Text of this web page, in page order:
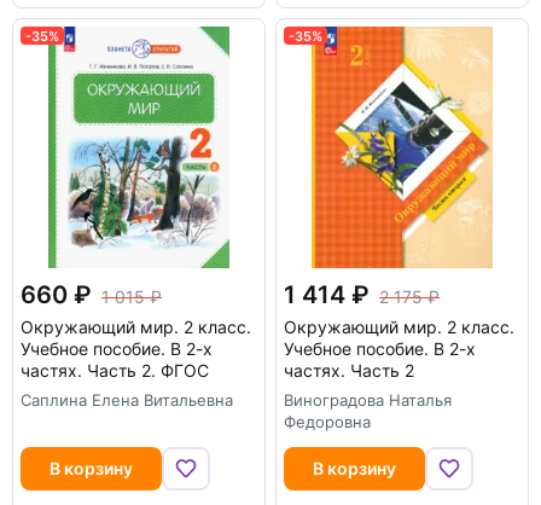
-35%
660
1 015
Окружающий мир. 2 класс.
Учебное пособие. В 2-х
частях. Часть 2. ФГОС
Саплина Елена Витальевна
В корзину
-35%
1 414
2 175
Окружающий мир. 2 класс.
Учебное пособие. В 2-х
частях. Часть 2
Виноградова Наталья
Федоровна
В корзину